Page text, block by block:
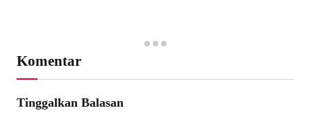
Komentar
Tinggalkan Balasan